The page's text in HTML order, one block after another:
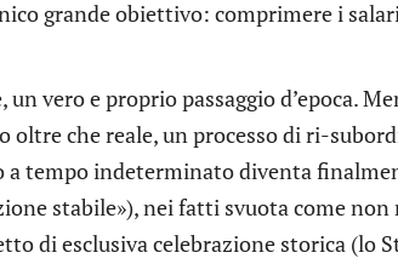
grande obiettivo: comprimere i
vero e proprio passaggio d’epoca.
oltre che reale, un processo di ri-
tempo indeterminato diventa
stabile»), nei fatti svuota come
di esclusiva celebrazione storica (lo